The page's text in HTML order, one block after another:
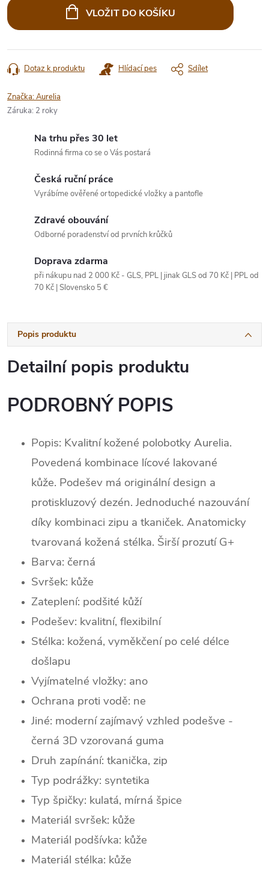
cena:
VLOŽIT DO KOŠÍKU
Dotaz k produktu Hlídací pes Sdílet
Značka:Aurelia
Záruka: 2 roky
Na trhu přes 30 let
Rodinná firma co se o Vás postará
Česká ruční práce
Vyrábíme ověřené ortopedické vložky a pantofle
Zdravé obouvání
Odborné poradenství od prvních krůčků
Doprava zdarma
při nákupu nad 2 000 Kč - GLS, PPL | jinak GLS od 70 Kč | PPL od
70 Kč | Slovensko 5 €
Popis produktu
Detailní popis produktu
PODROBNÝ POPIS
Popis: Kvalitní kožené polobotky Aurelia.
Povedená kombinace lícové lakované
kůže. Podešev má originální design a
protiskluzový dezén. Jednoduché nazouvání
díky kombinaci zipu a tkaniček. Anatomicky
tvarovaná kožená stélka. Širší prozutí G+
Barva: černá
Svršek: kůže
Zateplení: podšité kůží
Podešev: kvalitní, flexibilní
Stélka: kožená, vyměkčení po celé délce
došlapu
Vyjímatelné vložky: ano
Ochrana proti vodě: ne
Jiné: moderní zajímavý vzhled podešve -
černá 3D vzorovaná guma
Druh zapínání: tkanička, zip
Typ podrážky: syntetika
Typ špičky: kulatá, mírná špice
Materiál svršek: kůže
Materiál podšívka: kůže
Materiál stélka: kůže